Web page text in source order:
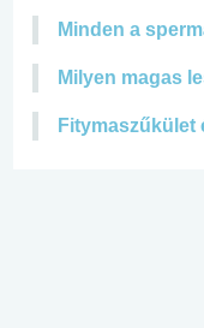
Minden a
Milyen magas
Fitymaszűkület